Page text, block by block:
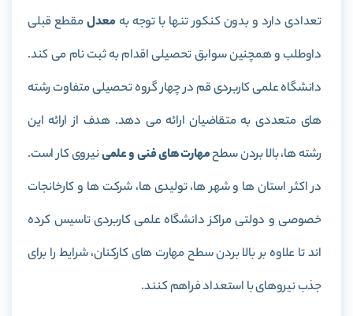
تعدادی دارد و بدون کنکور تنها با توجه به معدلمقطع قبلی
داوطلب و همچنین سوابق تحصیلی اقدام به ثبت نام می کند.
دانشگاه علمی کاربردی قم در چهار گروه تحصیلی متفاوت رشته
های متعددی به متقاضیان ارائه می دهد. هدف از ارائه این
رشته ها، بالا بردن سطحمهارت های فنیو علمینیروی کار است.
در اکثر استان ها و شهر ها، تولیدی ها، شرکت ها و کارخانجات
خصوصی و دولتی مراکز دانشگاه علمی کاربردی تاسیس کرده
اند تا علاوه بر بالا بردن سطح مهارت های کارکنان، شرایط را برای
جذب نیروهای با استعداد فراهم کنند.